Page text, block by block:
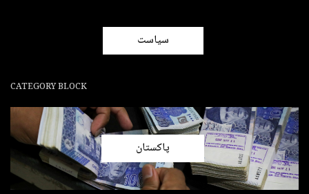
سیاست
CATEGORY BLOCK
پاکستان